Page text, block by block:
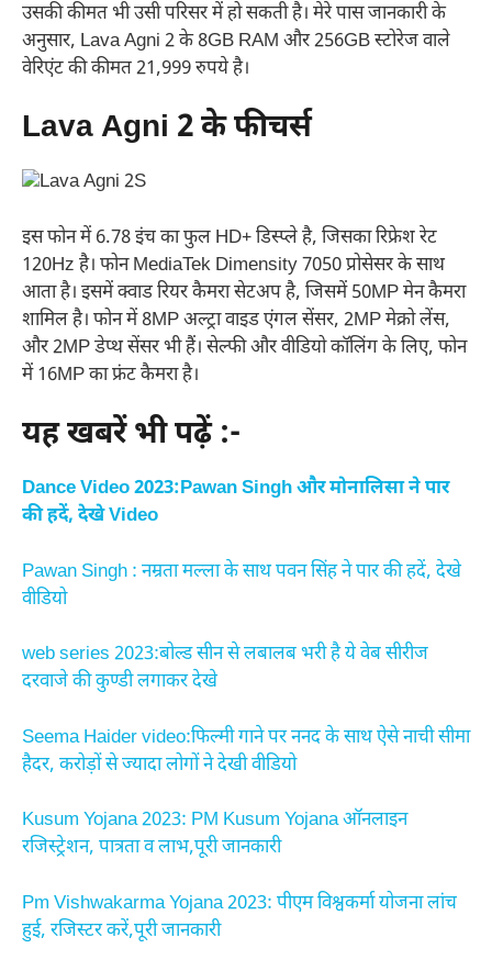
उसकी कीमत भी उसी परिसर में हो सकती है। मेरे पास जानकारी के
अनुसार, Lava Agni 2 के 8GB RAM और 256GB स्टोरेज वाले
वेरिएंट की कीमत 21,999 रुपये है।
Lava Agni 2 के फीचर्स
इस फोन में 6.78 इंच का फुल HD+ डिस्प्ले है, जिसका रिफ्रेश रेट
120Hz है। फोन MediaTek Dimensity 7050 प्रोसेसर के साथ
आता है। इसमें क्वाड रियर कैमरा सेटअप है, जिसमें 50MP मेन कैमरा
शामिल है। फोन में 8MP अल्ट्रा वाइड एंगल सेंसर, 2MP मेक्रो लेंस,
और 2MP डेप्थ सेंसर भी हैं। सेल्फी और वीडियो कॉलिंग के लिए, फोन
में 16MP का फ्रंट कैमरा है।
यह खबरें भी पढ़ें :-
Dance Video 2023:Pawan Singh और मोनालिसा ने पार
की हदें, देखे Video
Pawan Singh : नम्रता मल्ला के साथ पवन सिंह ने पार की हदें, देखे
वीडियो
web series 2023:बोल्ड सीन से लबालब भरी है ये वेब सीरीज
दरवाजे की कुण्डी लगाकर देखे
Seema Haider video:फिल्मी गाने पर ननद के साथ ऐसे नाची सीमा
हैदर, करोड़ों से ज्यादा लोगों ने देखी वीडियो
Kusum Yojana 2023: PM Kusum Yojana ऑनलाइन
रजिस्ट्रेशन, पात्रता व लाभ,पूरी जानकारी
Pm Vishwakarma Yojana 2023: पीएम विश्वकर्मा योजना लांच
हुई, रजिस्टर करें,पूरी जानकारी